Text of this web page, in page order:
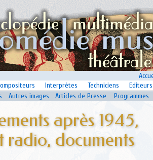
Interprètes Techniciens
Editeurs
Autres images Articles de Presse Programmes
après 1945,
radio, documents